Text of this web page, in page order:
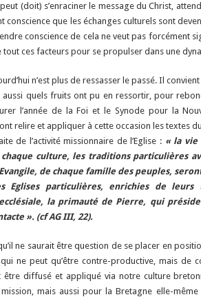
(doit) s’enraciner le message du Christ,
conscience que les échanges culturels sont
conscience de cela ne veut pas forcément
tout ces facteurs pour se propulser dans une
n’est plus de ressasser le passé. Il
quels fruits ont pu en ressortir, pour
l’année de la Foi et le Synode pour la
relire et appliquer à cette occasion les textes
de l’activité missionnaire de l’Eglise : « la vie
chaque culture, les traditions particulières
de chaque famille des peuples,
Eglises particulières, enrichies de
la primauté de Pierre, qui
». (cf AG III, 22).
ne saurait être question de se placer en
ne peut qu’être contre-productive, mais de
être diffusé et appliqué via notre culture
mais aussi pour la Bretagne elle-